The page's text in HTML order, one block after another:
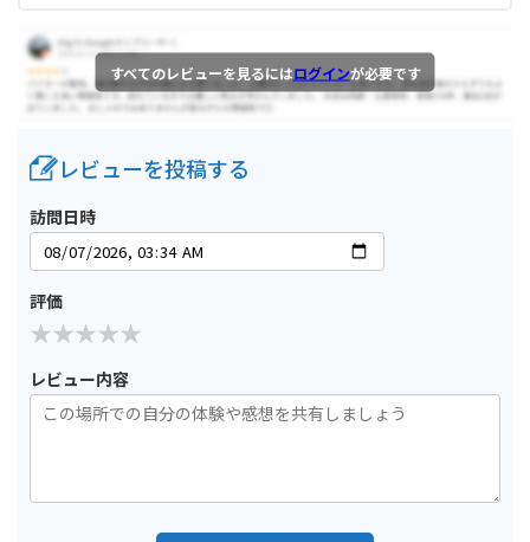
すべてのレビューを見るにはログインが必要です
レビューを投稿する
訪問日時
評価
レビュー内容